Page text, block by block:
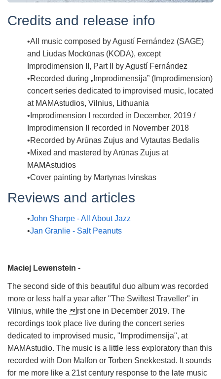
Credits and release info
All music composed by Agustí Fernández (SAGE)
and Liudas Mockūnas (KODA), except
Improdimension II, Part II by Agustí Fernández
Recorded during „Improdimensija” (Improdimension)
concert series dedicated to improvised music, located
at MAMAstudios, Vilnius, Lithuania
Improdimension I recorded in December, 2019 /
Improdimension II recorded in November 2018
Recorded by Arūnas Zujus and Vytautas Bedalis
Mixed and mastered by Arūnas Zujus at
MAMAstudios
Cover painting by Martynas Ivinskas
Reviews and articles
John Sharpe - All About Jazz
Jan Granlie - Salt Peanuts
Maciej Lewenstein -
The second side of this beautiful duo album was recorded
more or less half a year after "The SwiftestTraveller" in
Vilnius, while the rst one in December 2019. The
recordings took place live during the concertseries
dedicated to improvised music, "Improdimensija", at
MAMAstudio. The music is a little less exploratory than this
recorded with Don Malfon or Torben Snekkestad. It sounds
for me more like a 21stcentury response to the late music